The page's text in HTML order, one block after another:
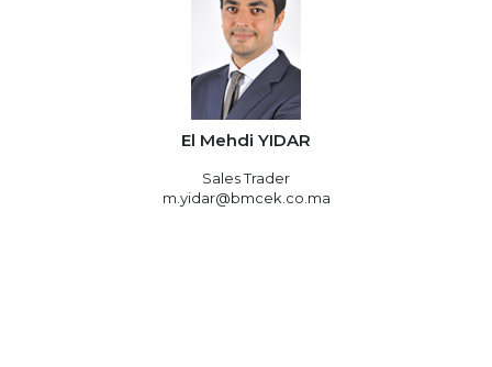
El Mehdi YIDAR
Sales Trader
m.yidar@bmcek.co.ma